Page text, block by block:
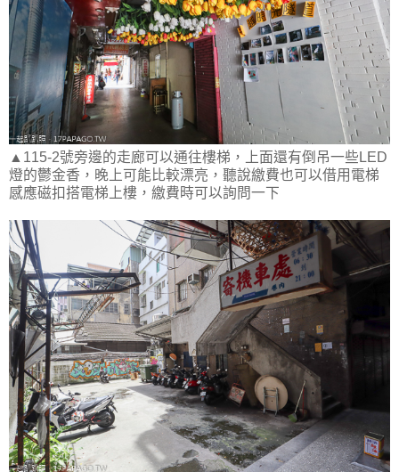
▲115-2號旁邊的走廊可以通往樓梯，上面還有倒吊一些LED
燈的鬱金香，晚上可能比較漂亮，聽說繳費也可以借用電梯
感應磁扣搭電梯上樓，繳費時可以詢問一下